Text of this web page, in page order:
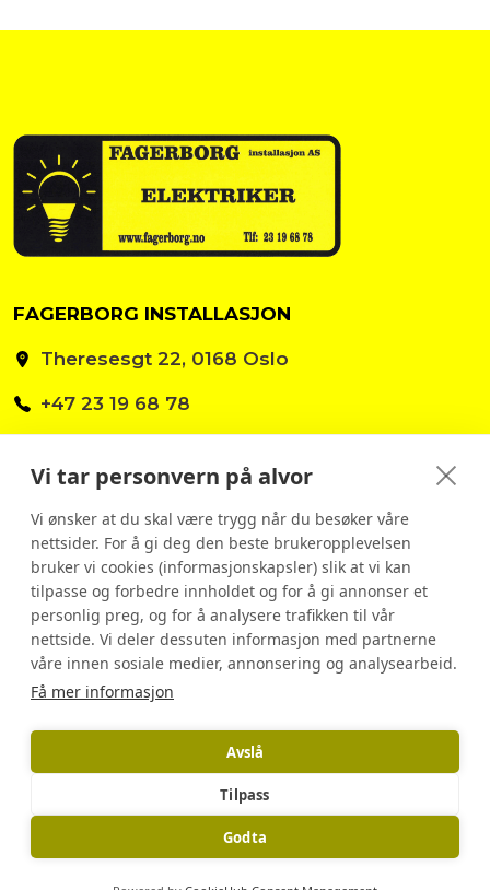
Vi tar personvern på alvor
Vi ønsker at du skal være trygg når du besøker våre
nettsider. For å gi deg den beste brukeropplevelsen
bruker vi cookies (informasjonskapsler) slik at vi kan
tilpasse og forbedre innholdet og for å gi annonser et
personlig preg, og for å analysere trafikken til vår
nettside. Vi deler dessuten informasjon med partnerne
våre innen sosiale medier, annonsering og analysearbeid.
Få mer informasjon
Avslå
Tilpass
Godta
FAGERBORG INSTALLASJON
Theresesgt 22, 0168 Oslo
+47 23 19 68 78
post@fagerborg.no
Personvern og cookies